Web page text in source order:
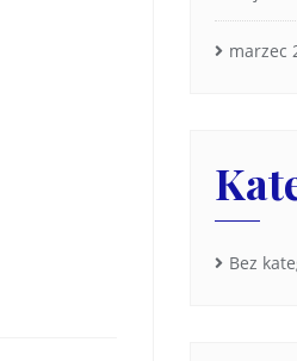
marzec
Bez